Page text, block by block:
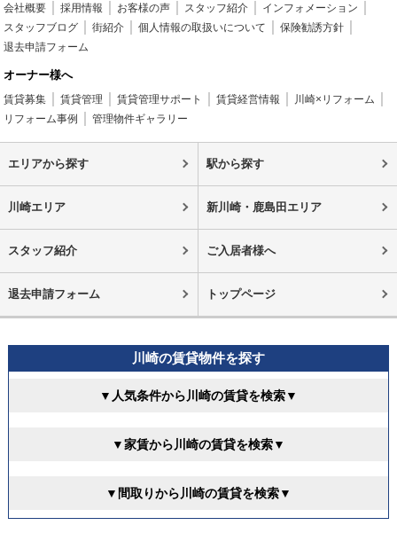
会社概要 採用情報 お客様の声 スタッフ紹介
インフォメーション
スタッフブログ
街紹介 個人情報の取扱いについて
保険勧誘方針
退去申請フォーム
オーナー様へ
賃貸募集 賃貸管理 賃貸管理サポート 賃貸経営情報
川崎×リフォーム
リフォーム事例
管理物件ギャラリー
エリアから探す 駅から探す
川崎エリア 新川崎・鹿島田エリア
スタッフ紹介 ご入居者様へ
退去申請フォーム トップページ
川崎の賃貸物件を探す
▼人気条件から川崎の賃貸を検索▼
▼家賃から川崎の賃貸を検索▼
▼間取りから川崎の賃貸を検索▼